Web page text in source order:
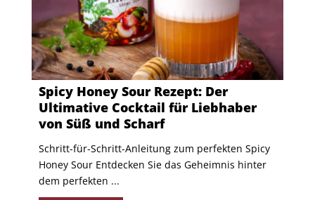
Spicy Honey Sour Rezept: Der
Ultimative Cocktail für Liebhaber
von Süß und Scharf
Schritt-für-Schritt-Anleitung zum perfekten Spicy
Honey Sour Entdecken Sie das Geheimnis hinter
dem perfekten ...